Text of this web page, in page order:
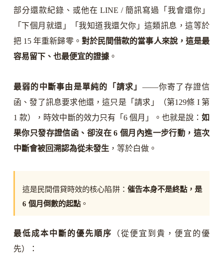
部分還款紀錄、或他在 LINE / 簡訊寫過「我會還你」
「下個月就還」「我知道我還欠你」這類訊息，這等於
把 15 年重新歸零。 對於民間借款的當事人來說，這是最
容易留下、也最便宜的證據。
最弱的中斷事由是單純的「請求」 ——你寄了存證信
函、發了訊息要求他還，這只是「請求」（第129條 I 第
1 款），時效中斷的效力只有「6 個月」。也就是說：如
果你只發存證信函、卻沒在 6 個月內進一步行動，這次
中斷會被回溯認為從未發生 ，等於白做。
這是民間借貸時效的核心陷阱： 催告本身不是終點，是
6 個月倒數的起點。
最低成本中斷的優先順序
（從便宜到貴，便宜的優
先）：